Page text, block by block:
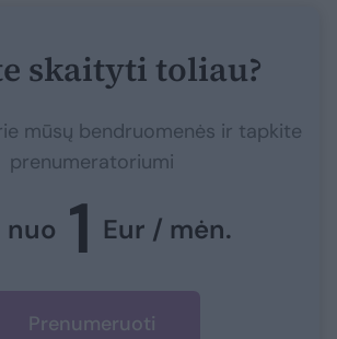
skaityti toliau?
mūsų bendruomenės ir tapkite
prenumeratoriumi
nuo 1 Eur / mėn.
Prenumeruoti